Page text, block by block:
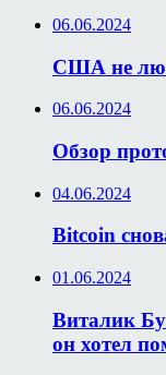
06.06.2024
США не
06.06.2024
Обзор
04.06.2024
Bitcoin
01.06.2024
Виталик
он хотел